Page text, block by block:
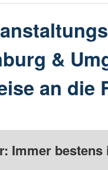
&
an die
Immer